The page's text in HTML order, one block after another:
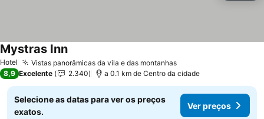
Hotel Vistas panorâmicas da vila e das montanhasVer preços
Mystras InnVer preços
8,9 Excelente 2.340 a 0.1 km de Centro da cidade
Selecione as datas para ver os preços
exatos.
Ver preços